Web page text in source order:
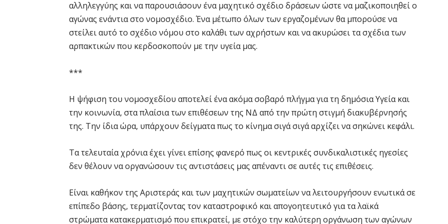
αλληλεγγύης και να παρουσιάσουν ένα μαχητικό σχέδιο δράσεων ώστε να μαζικοποιηθεί ο
αγώνας ενάντια στο νομοσχέδιο. Ένα μέτωπο όλων των εργαζομένων θα μπορούσε να
στείλει αυτό το σχέδιο νόμου στο καλάθι των αχρήστων και να ακυρώσει τα σχέδια των
αρπακτικών που κερδοσκοπούν με την υγεία μας.
***
Η ψήφιση του νομοσχεδίου αποτελεί ένα ακόμα σοβαρό πλήγμα για τη δημόσια Υγεία και
την κοινωνία, στα πλαίσια των επιθέσεων της ΝΔ από την πρώτη στιγμή διακυβέρνησής
της. Την ίδια ώρα, υπάρχουν δείγματα πως το κίνημα σιγά σιγά αρχίζει να σηκώνει κεφάλι.
Τα τελευταία χρόνια έχει γίνει επίσης φανερό πως οι κεντρικές συνδικαλιστικές ηγεσίες
δεν θέλουν να οργανώσουν τις αντιστάσεις μας απέναντι σε αυτές τις επιθέσεις.
Είναι καθήκον της Αριστεράς και των μαχητικών σωματείων να λειτουργήσουν ενωτικά σε
επίπεδο βάσης, τερματίζοντας τον καταστροφικό και απογοητευτικό για τα λαϊκά
στρώματα κατακερματισμό που επικρατεί, με στόχο την καλύτερη οργάνωση των αγώνων